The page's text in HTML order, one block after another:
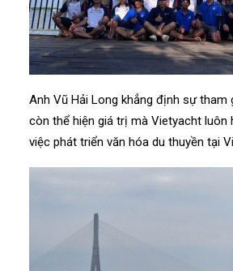
Anh Vũ Hải Long khẳng định sự tham
còn thể hiện giá trị mà Vietyacht luôn
việc phát triển văn hóa du thuyền tại